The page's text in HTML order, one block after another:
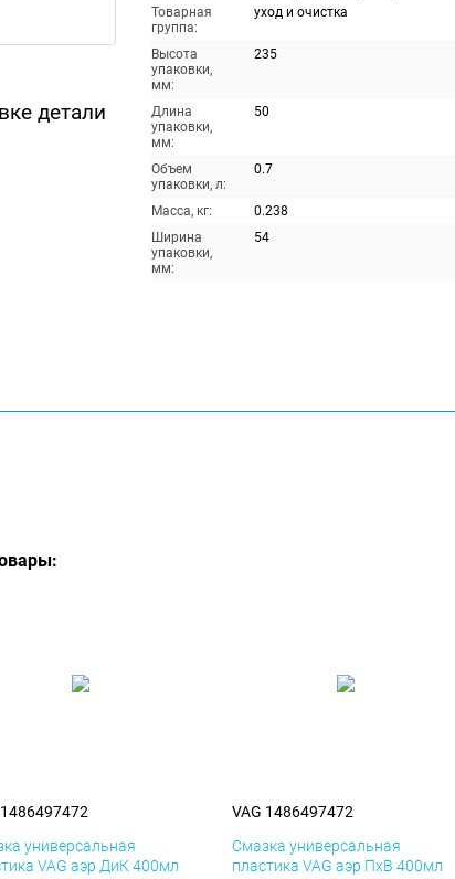
детали
Товарная
группа:
уход и очистка
Высота
упаковки,
мм:
235
Длина
упаковки,
мм:
50
Объем
упаковки, л:
0.7
Масса, кг:
0.238
Ширина
упаковки,
мм:
54
универсальная
VAG аэр ДиК 400мл
VAG 1486497472
Смазка универсальная
пластика VAG аэр ПхВ 400мл